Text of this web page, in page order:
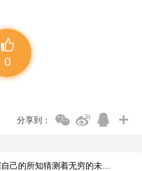
0
分享到：
己的所知猜测着无穷的未…